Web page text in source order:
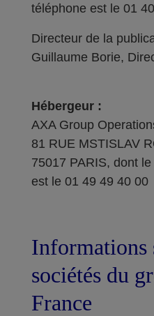
téléphone est le 01
Directeur de la
Guillaume Borie,
Hébergeur :
AXA Group
81 RUE MSTISLAV
75017 PARIS, dont
est le 01 49 49 40 00
Informations
sociétés du
France